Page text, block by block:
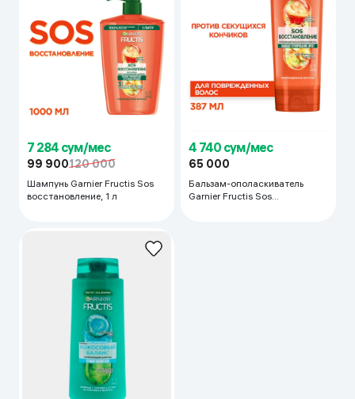
7 284 сум/мес
99 900120 000
Шампунь Garnier Fructis Sos
восстановление, 1 л
4 740 сум/мес
65 000
Бальзам-ополаскиватель
Garnier Fructis Sos